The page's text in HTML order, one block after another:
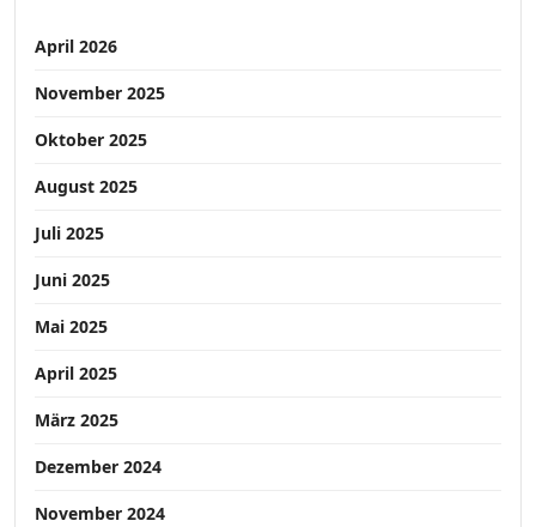
April 2026
November 2025
Oktober 2025
August 2025
Juli 2025
Juni 2025
Mai 2025
April 2025
März 2025
Dezember 2024
November 2024